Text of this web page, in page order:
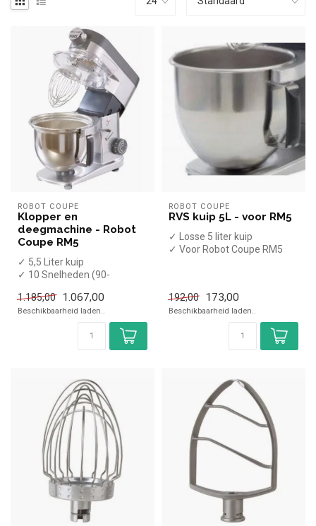
ROBOT COUPE
Klopper en
deegmachine - Robot
Coupe RM5
✓ 5,5 Liter kuip
✓ 10 Snelheden (90-
✓ Inclusief klopper, palet en
spir...
1.185,00 1.067,00
Beschikbaarheid laden..
ROBOT COUPE
RVS kuip 5L - voor RM5
✓ Losse 5 liter kuip
✓ Voor Robot Coupe RM5
192,00 173,00
Beschikbaarheid laden..